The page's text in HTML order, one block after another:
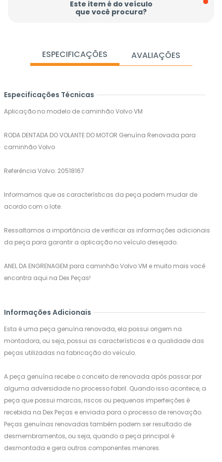
Este item é do veículo
que você procura?
ESPECIFICAÇÕES AVALIAÇÕES
Especificações Técnicas
Aplicação no modelo de caminhão Volvo VM
RODA DENTADA DO VOLANTE DO MOTOR Genuína Renovada para
caminhão Volvo
Referência Volvo: 20518167
Informamos que as características da peça podem mudar de
acordo com o lote.
Ressaltamos a importância de verificar as informações adicionais
da peça para garantir a aplicação no veículo desejado.
ANEL DA ENGRENAGEM para caminhão Volvo VM e muito mais você
encontra aqui na Dex Peças!
Informações Adicionais
Esta é uma peça genuína renovada, ela possui origem na
montadora, ou seja, possui as características e a qualidade das
peças utilizadas na fabricação do veículo.
A peça genuína recebe o conceito de renovada após passar por
alguma adversidade no processo fabril. Quando isso acontece, a
peça que possui marcas, riscos ou pequenas imperfeições é
recebida na Dex Peças e enviada para o processo de renovação.
Peças genuínas renovadas também podem ser resultado de
desmembramentos, ou seja, quando a peça principal é
desmontada e gera outros componentes menores.